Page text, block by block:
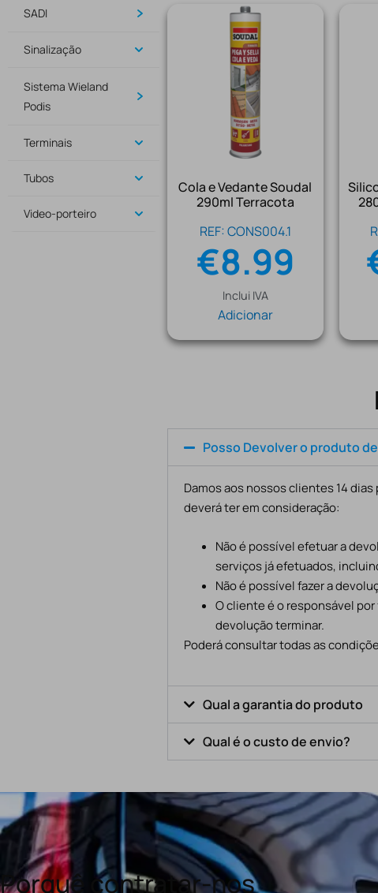
SADI
Sinalização
Sistema Wieland
Podis
Terminais
Tubos
Video-porteiro
Cola e Vedante Soudal
290ml Terracota
REF: CONS004.1
€8.99
Inclui IVA
Adicionar
Posso Devolver o produto
Damos aos nossos clientes 14
deverá ter em consideração:
Não é possível efetuar a
serviços já efetuados,
Não é possível fazer a
O cliente é o responsável
devolução terminar.
Poderá consultar todas as
Qual a garantia do produto
Qual é o custo de envio?
Porquê contratar-nos